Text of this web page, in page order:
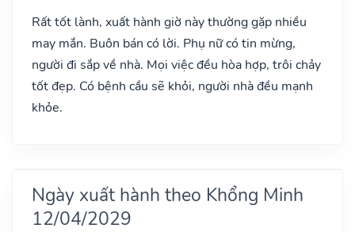
Rất tốt lành, xuất hành giờ này thường gặp nhiều
may mắn. Buôn bán có lời. Phụ nữ có tin mừng,
người đi sắp về nhà. Mọi việc đều hòa hợp, trôi chảy
tốt đẹp. Có bệnh cầu sẽ khỏi, người nhà đều mạnh
khỏe.
Ngày xuất hành theo Khổng Minh
12/04/2029